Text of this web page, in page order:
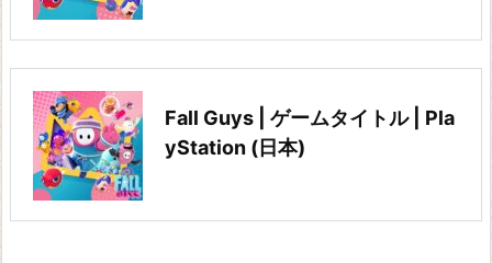
ロ
ク
ル
リ
マ
ス
Fall Guys | ゲームタイトル | Pla
yStation (日本)